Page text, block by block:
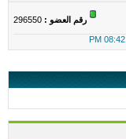
رقم العضو :
08:42 PM